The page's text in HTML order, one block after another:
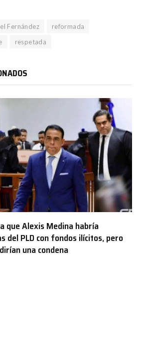
Fernández
reformada
respetada
que Alexis Medina habría
del PLD con fondos ilícitos, pero
una condena